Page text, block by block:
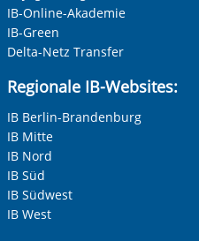
IB-Online-Akademie
IB-Green
Delta-Netz Transfer
Regionale IB-Websites:
IB Berlin-Brandenburg
IB Mitte
IB Nord
IB Süd
IB Südwest
IB West